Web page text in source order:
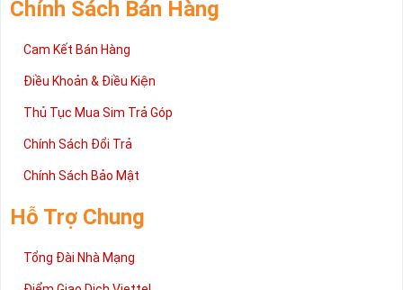
Chính Sách Bán Hàng
Cam Kết Bán Hàng
Điều Khoản & Điều Kiện
Thủ Tục Mua Sim Trả Góp
Chính Sách Đổi Trả
Chính Sách Bảo Mật
Hỗ Trợ Chung
Tổng Đài Nhà Mạng